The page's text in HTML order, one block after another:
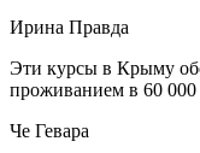
Ирина Правда
Эти курсы в Крыму
проживанием в 60
Че Гевара